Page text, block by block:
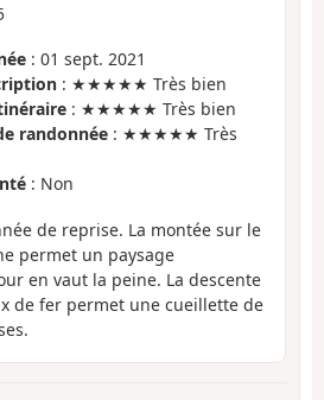
: 01 sept. 2021
: ★★★★★ Très bien
: ★★★★★ Très bien
randonnée : ★★★★★ Très
: Non
de reprise. La montée sur le
permet un paysage
en vaut la peine. La descente
de fer permet une cueillette de